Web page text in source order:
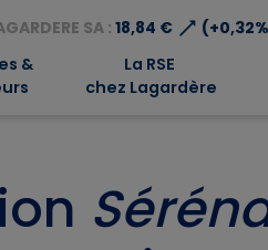
SA : 18,84 €⟶
&
La RSE
chez Lagardère